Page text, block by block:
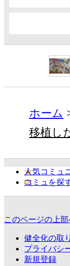
ホーム
移植し
人気コミュ
コミュを探
このページの上
健全化の取
プライバシ
新規登録